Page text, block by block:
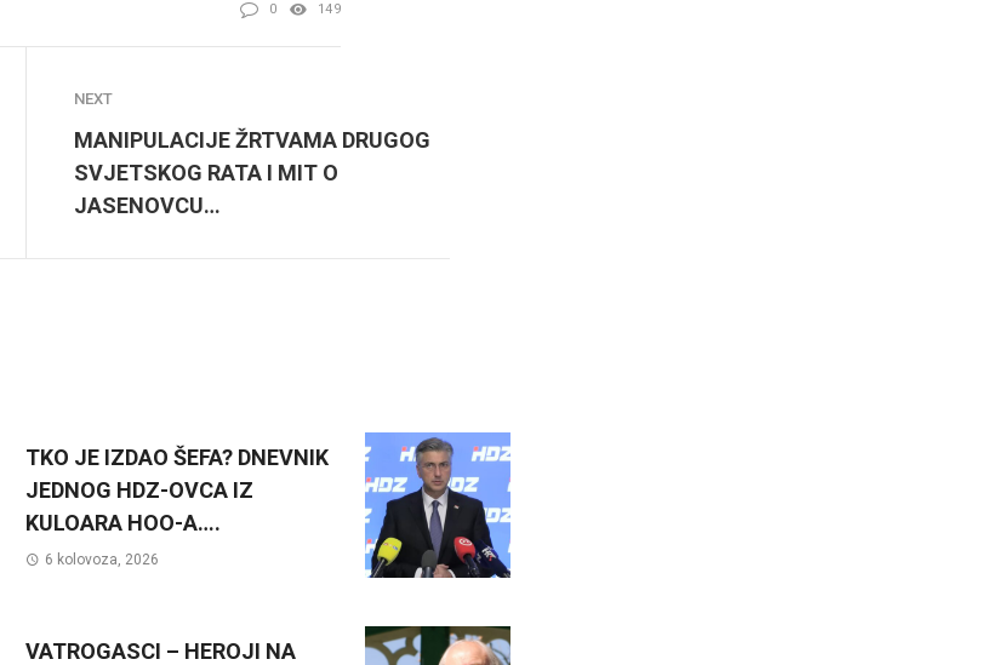
0 149
NEXT
MANIPULACIJE ŽRTVAMA DRUGOG
SVJETSKOG RATA I MIT O
JASENOVCU…
TKO JE IZDAO ŠEFA? DNEVNIK
JEDNOG HDZ-OVCA IZ
KULOARA HOO-A….
6 kolovoza, 2026
VATROGASCI – HEROJI NA